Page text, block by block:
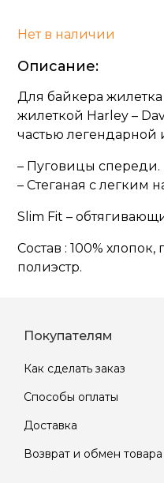
Нет в наличии
Описание:
Для байкера жилетка
жилеткой Harley –
частью легендарной
– Пуговицы спереди.
– Стеганая с легким
Slim Fit –
Состав : 100% хлопок,
полиэстр.
Покупателям
Как сделать заказ
Способы оплаты
Доставка
Возврат и обмен товара